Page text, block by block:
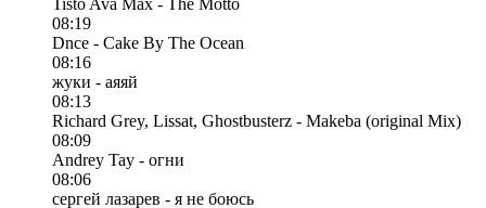
08:19
Dnce - Cake By The Ocean
08:16
жуки - аяяй
08:13
Richard Grey, Lissat, Ghostbusterz - Makeba (original Mix)
08:09
Andrey Tay - огни
08:06
сергей лазарев - я не боюсь